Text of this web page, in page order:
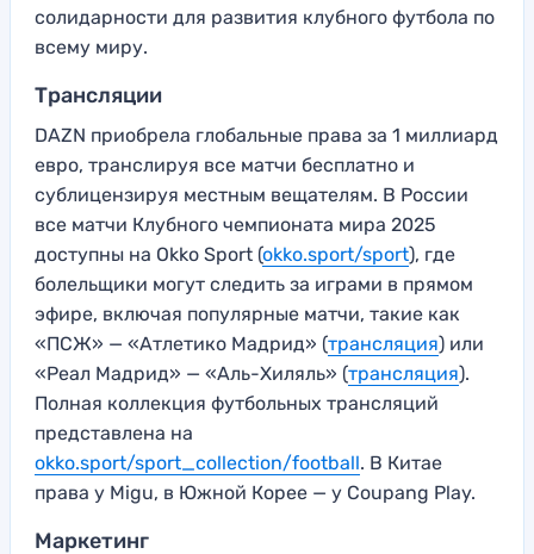
солидарности для развития клубного футбола по
всему миру.
Трансляции
DAZN приобрела глобальные права за 1 миллиард
евро, транслируя все матчи бесплатно и
сублицензируя местным вещателям. В России
все матчи Клубного чемпионата мира 2025
доступны на Okko Sport (okko.sport/sport), где
болельщики могут следить за играми в прямом
эфире, включая популярные матчи, такие как
«ПСЖ» — «Атлетико Мадрид» (трансляция) или
«Реал Мадрид» — «Аль-Хиляль» (трансляция).
Полная коллекция футбольных трансляций
представлена на
okko.sport/sport_collection/football. В Китае
права у Migu, в Южной Корее — у Coupang Play.
Маркетинг